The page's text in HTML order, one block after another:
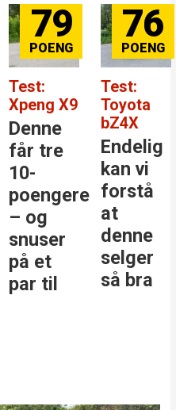
79
Test:
Xpeng X9
Denne
får tre
10-
poengere
– og
snuser
på et
par til
76
Test:
Toyota
bZ4X
Endelig
kan vi
forstå
at
denne
selger
så bra